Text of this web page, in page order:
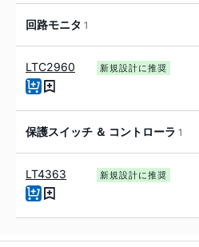
回路モニタ 1
LTC2960 新規設計に推奨
保護スイッチ ＆ コントローラ 1
LT4363 新規設計に推奨